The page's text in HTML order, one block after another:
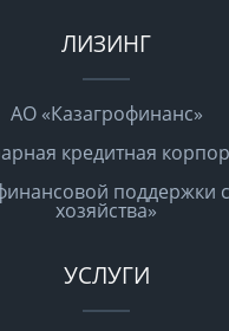
ЛИЗИНГ
АО «Казагрофинанс»
кредитная
поддержки
хозяйства»
УСЛУГИ